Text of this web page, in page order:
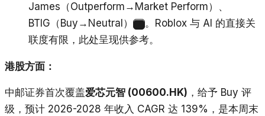
James（Outperform→Market Perform）、
BTIG（Buy→Neutral）
。Roblox 与 AI 的直接关
联度有限，此处呈现供参考。
港股方面：
中邮证券首次覆盖爱芯元智 (00600.HK) ，给予 Buy 评
级，预计 2026-2028 年收入 CAGR 达 139%，是本周末